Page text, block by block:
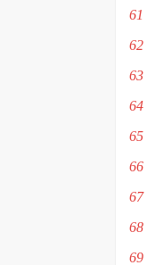
61
62
63
64
65
66
67
68
69